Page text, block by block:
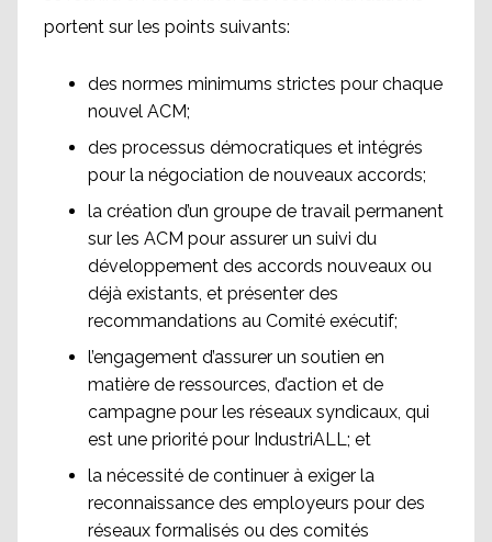
portent sur les points suivants:
des normes minimums strictes pour chaque
nouvel ACM;
des processus démocratiques et intégrés
pour la négociation de nouveaux accords;
la création d’un groupe de travail permanent
sur les ACM pour assurer un suivi du
développement des accords nouveaux ou
déjà existants, et présenter des
recommandations au Comité exécutif;
l’engagement d’assurer un soutien en
matière de ressources, d’action et de
campagne pour les réseaux syndicaux, qui
est une priorité pour IndustriALL; et
la nécessité de continuer à exiger la
reconnaissance des employeurs pour des
réseaux formalisés ou des comités